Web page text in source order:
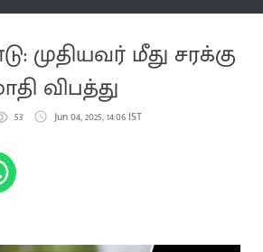
முதியவர் மீது சரக்கு
விபத்து
53 Jun 04, 2025, 14:06 IST